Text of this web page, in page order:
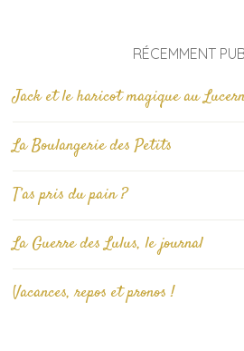
RÉCEMMENT
Jack et le haricot magique au
La Boulangerie des Petits
T’as pris du pain ?
La Guerre des Lulus, le journal
Vacances, repos et pronos !